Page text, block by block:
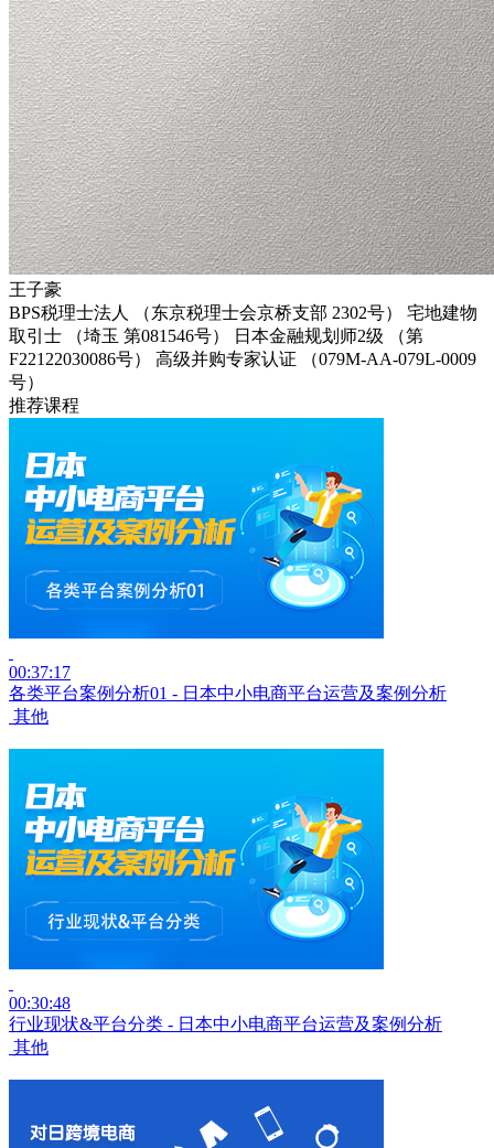
王子豪
BPS税理士法人 （东京税理士会京桥支部 2302号） 宅地建物
取引士 （埼玉 第081546号） 日本金融规划师2级 （第
F22122030086号） 高级并购专家认证 （079M-AA-079L-0009
号）
推荐课程
00:37:17
各类平台案例分析01 - 日本中小电商平台运营及案例分析
其他
00:30:48
行业现状&平台分类 - 日本中小电商平台运营及案例分析
其他